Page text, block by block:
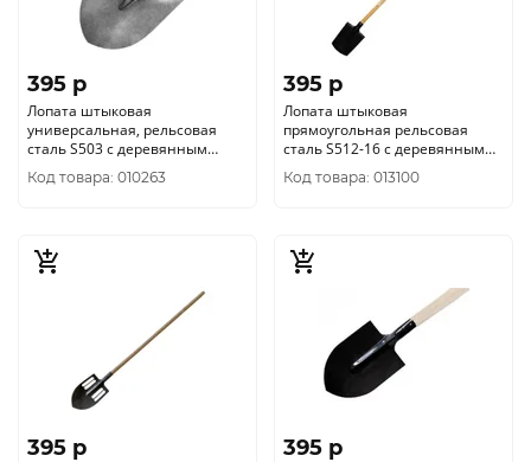
395 p
Лопата штыковая
универсальная, рельсовая
сталь S503 с деревянным
черенком
Код товара: 010263
395 p
Лопата штыковая
прямоугольная рельсовая
сталь S512-16 с деревянным
черенком
Код товара: 013100
395 p 395 p